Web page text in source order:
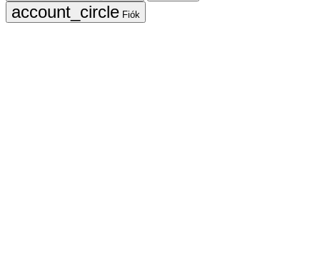
Fiók